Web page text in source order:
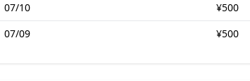
07/10
¥500
07/09
¥500